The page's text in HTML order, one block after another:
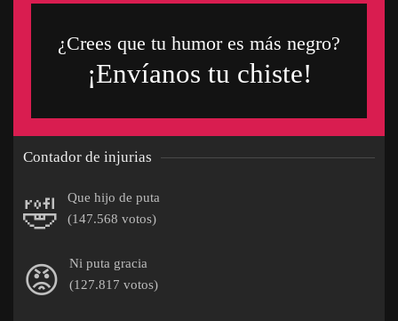
¿Crees que tu humor es más negro?
¡Envíanos tu chiste!
Contador de injurias
🤣
Que hijo de puta
(147.568 votos)
😡
Ni puta gracia
(127.817 votos)